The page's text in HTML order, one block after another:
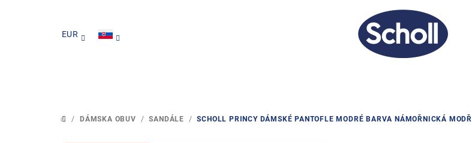
EUR
DOMOV
/ DÁMSKA OBUV / SANDÁLE / SCHOLL PRINCY DÁMSKÉ PANTOFLE MODRÉ BARVA NÁMOŘNICKÁ MODŘ